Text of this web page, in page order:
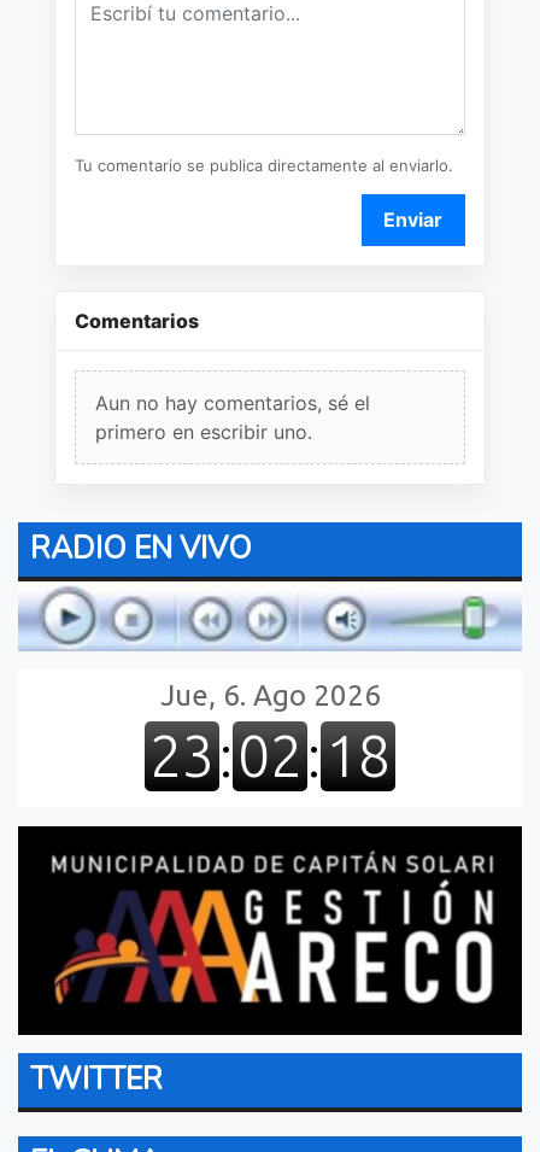
Tu comentario se publica directamente al enviarlo.
Enviar
Comentarios
Aun no hay comentarios, sé el
primero en escribir uno.
RADIO EN VIVO
TWITTER